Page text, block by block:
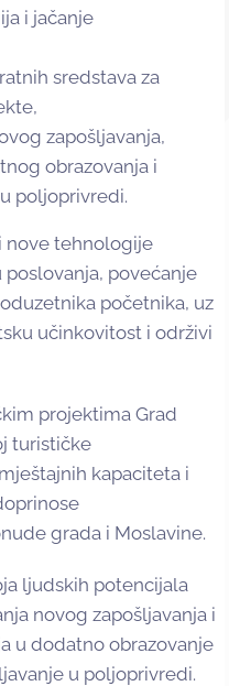
i jačanje
sredstava za
zapošljavanja,
obrazovanja i
poljoprivredi.
nove tehnologije
povećanje
početnika, uz
učinkovitost i održivi
projektima Grad
turističke
kapaciteta i
grada i Moslavine.
ljudskih potencijala
novog zapošljavanja i
u dodatno obrazovanje
u poljoprivredi.